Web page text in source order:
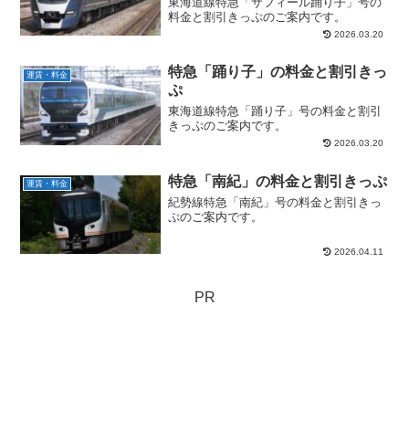
料金と割引きっぷのご案内です。
2026.03.20
運賃・料金
特急「踊り子」の料金と割引きっ
ぷ
東海道線特急「踊り子」号の料金と割引
きっぷのご案内です。
2026.03.20
運賃・料金 特急「南紀」の料金と割引きっぷ
紀勢線特急「南紀」号の料金と割引きっ
ぷのご案内です。
2026.04.11
PR